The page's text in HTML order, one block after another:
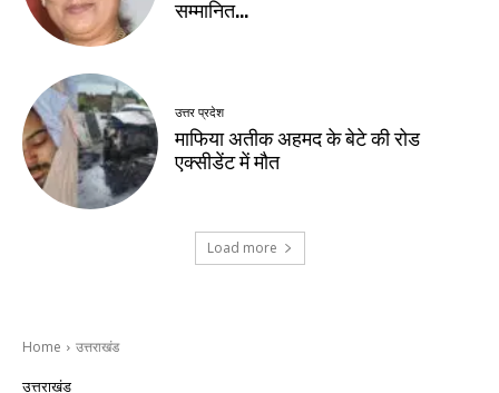
सम्मानित…
उत्तर प्रदेश
माफिया अतीक अहमद के बेटे की रोड
एक्सीडेंट में मौत
Load more